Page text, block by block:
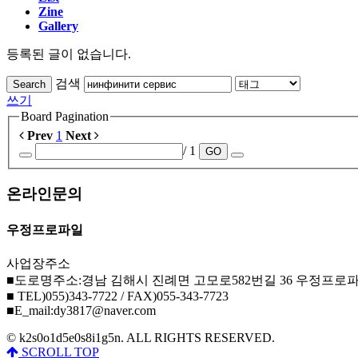
Zine
Gallery
등록된 글이 없습니다.
Search
검색
쓰기
Board Pagination
Prev 1 Next
/ 1
GO
온라인문의
우정프로파일
사업장주소
■도로명주소:경남 김해시 진례면 고모로582번길 36 우정프로
■ TEL)055)343-7722 / FAX)055-343-7723
■E_mail:dy3817@naver.com
© k2s0o1d5e0s8i1g5n. ALL RIGHTS RESERVED.
SCROLL TOP